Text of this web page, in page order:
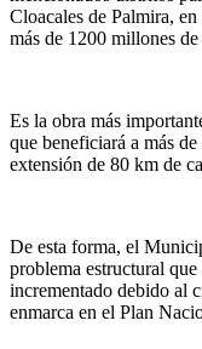
Cloacales de Palmira,
más de 1200 millones de
Es la obra más
que beneficiará a más
extensión de 80 km de
De esta forma, el
problema estructural que
incrementado debido al
enmarca en el Plan